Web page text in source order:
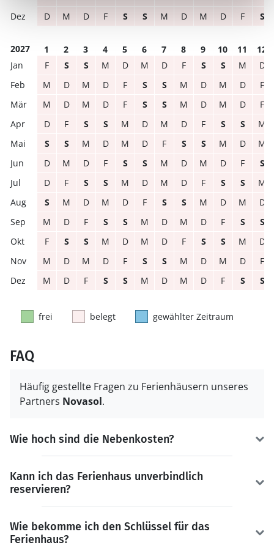
D
M D F S S M D M D F S
2027 1 2 3 4 5 6 7 8 9 10 11
12
F
S S M D M D F S S M
D
M
D M D F S S M D M D
F
M
D M D F S S M D M D
F
D
F S S M D M D F S S
M
S
S M D M D F S S M D
M
D
M D F S S M D M D F
S
D
F S S M D M D F S S
M
S
M D M D F S S M D M
D
M
D F S S M D M D F S
S
F
S S M D M D F S S M
D
M
D M D F S S M D M D
F
M
D F S S M D M D F S S
frei belegt gewählter Zeitraum
FAQ
Häufig gestellte Fragen zu Ferienhäusern unseres
Partners Novasol.
Wie hoch sind die Nebenkosten?
Kann ich das Ferienhaus unverbindlich
reservieren?
Wie bekomme ich den Schlüssel für das
Ferienhaus?